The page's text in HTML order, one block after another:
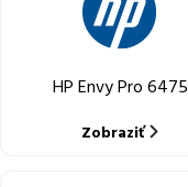
HP Envy Pro 6475
Zobraziť